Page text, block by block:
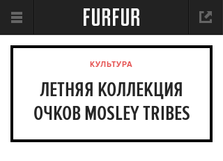
КУЛЬТУРА
ЛЕТНЯЯ КОЛЛЕКЦИЯ
ОЧКОВ MOSLEY TRIBES